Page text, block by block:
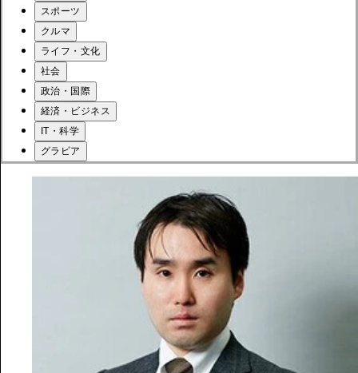
スポーツ
クルマ
ライフ・文化
社会
政治・国際
経済・ビジネス
IT・科学
グラビア